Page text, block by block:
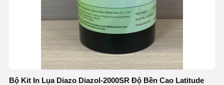
Bộ Kit In Lụa Diazo Diazol-2000SR Độ Bền Cao Latitude